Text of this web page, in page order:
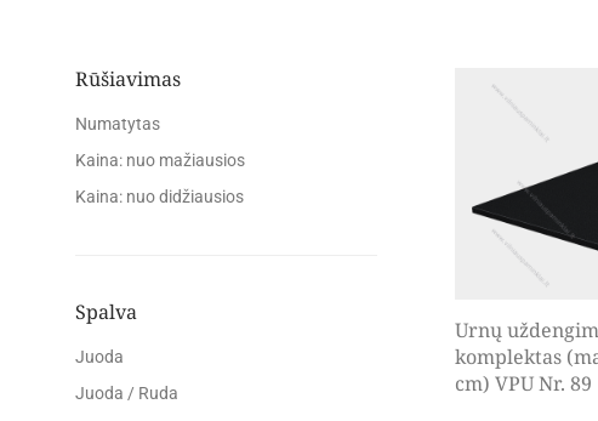
Rūšiavimas
Numatytas
Kaina: nuo mažiausios
Kaina: nuo didžiausios
Spalva
Juoda
Juoda / Ruda
Urnų
komplektas
cm) VPU Nr. 89